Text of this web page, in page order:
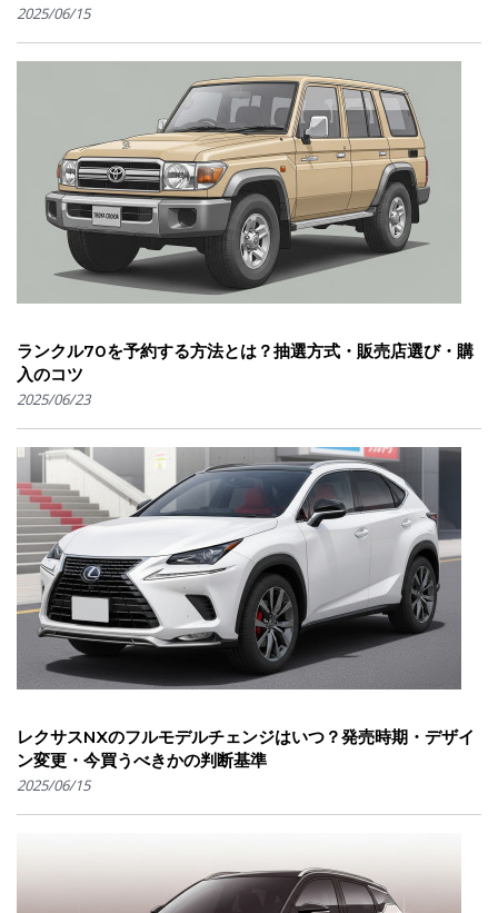
2025/06/15
ランクル70を予約する方法とは？抽選方式・販売店選び・購
入のコツ
2025/06/23
レクサスNXのフルモデルチェンジはいつ？発売時期・デザイ
ン変更・今買うべきかの判断基準
2025/06/15